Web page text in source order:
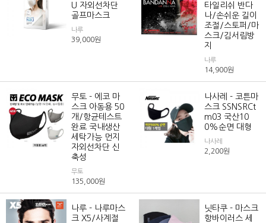
U 자외선차단
골프마스크
나루
39,000원
타일리쉬 반다
나/손쉬운 길이
조절/스토퍼/마
스크/김서림방
지
나루
14,900원
무토 - 에코 마
스크 아동용 50
개/항균테스트
완료 국내생산
세탁가능 먼지
자외선차단 신
축성
무토
135,000원
나사레 - 코튼마
스크 SSNSRCt
m03 국산10
0%순면 대형
나사레
2,200원
나루 - 나루마스
크 X5/사계절
닛타쿠 - 마스크
항바이러스 세